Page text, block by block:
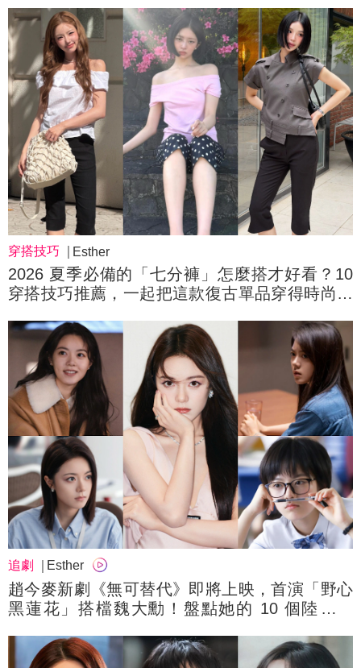
穿搭技巧 Esther
2026 夏季必備的「七分褲」怎麼搭才好看？10
穿搭技巧推薦，一起把這款復古單品穿得時尚又
追劇 Esther
趙今麥新劇《無可替代》即將上映，首演「野心
黑蓮花」搭檔魏大勳！盤點她的 10 個陸劇角
是你的 TOP 1？